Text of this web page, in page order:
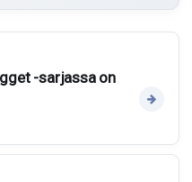
-sarjassa on